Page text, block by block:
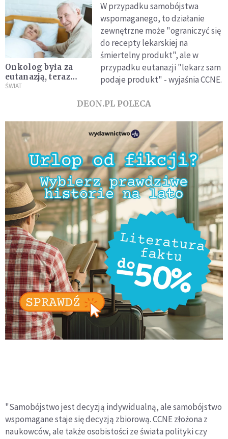
Onkolog była za
eutanazją, teraz
promuje opiekę
ŚWIAT
W przypadku samobójstwa
wspomaganego, to działanie
zewnętrzne może "ograniczyć się
do recepty lekarskiej na
śmiertelny produkt", ale w
przypadku eutanazji "lekarz sam
podaje produkt" - wyjaśnia CCNE.
DEON.PL POLECA
"Samobójstwo jest decyzją indywidualną, ale samobójstwo
wspomagane staje się decyzją zbiorową. CCNE złożona z
naukowców, ale także osobistości ze świata polityki czy